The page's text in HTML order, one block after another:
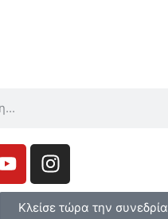
Κλείσε τώρα την